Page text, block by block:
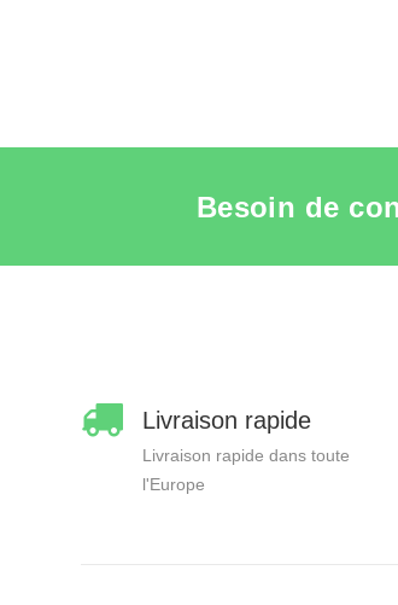
Besoin de
Livraison rapide
Livraison rapide dans toute
l'Europe